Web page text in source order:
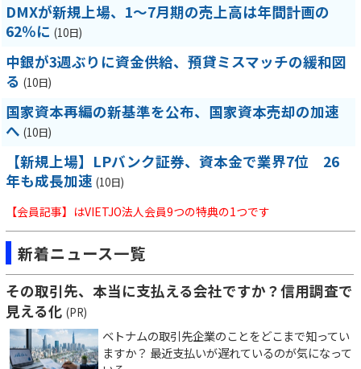
DMXが新規上場、1～7月期の売上高は年間計画の
62％に (10日)
中銀が3週ぶりに資金供給、預貸ミスマッチの緩和図
る (10日)
国家資本再編の新基準を公布、国家資本売却の加速
へ (10日)
【新規上場】LPバンク証券、資本金で業界7位 26
年も成長加速 (10日)
【会員記事】はVIETJO法人会員9つの特典の1つです
新着ニュース一覧
その取引先、本当に支払える会社ですか？信用調査で
見える化 (PR)
ベトナムの取引先企業のことをどこまで知ってい
ますか？ 最近支払いが遅れているのが気になって